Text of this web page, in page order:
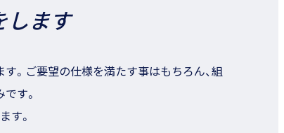
します
。ご要望の仕様を満たす事はもちろん、組
す。
す。